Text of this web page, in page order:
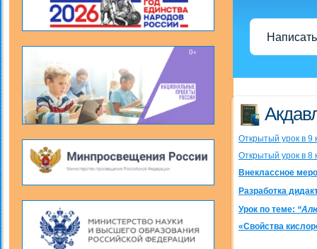
Открытый урок в 9
Открытый урок в 8
Внеклассное
Разработка
Урок по теме:
«Свойства